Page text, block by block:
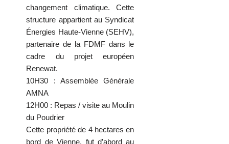
changement climatique. Cette
structure appartient au Syndicat
Énergies Haute-Vienne (SEHV),
partenaire de la FDMF dans le
cadre du projet européen
Renewat.
10H30 : Assemblée Générale
AMNA
12H00 : Repas / visite au Moulin
du Poudrier
Cette propriété de 4 hectares en
bord de Vienne, fut d’abord au